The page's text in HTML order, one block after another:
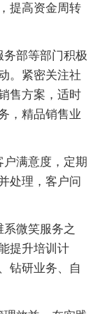
提高资金周转
部等部门积极
。紧密关注社
售方案，适时
，精品销售业
满意度，定期
处理，客户问
微笑服务之
提升培训计
钻研业务、自